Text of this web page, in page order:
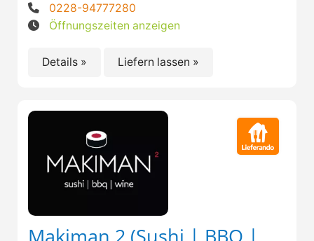
0228-94777280
Öffnungszeiten anzeigen
Details » Liefern lassen »
Makiman 2 (Sushi | BBQ |